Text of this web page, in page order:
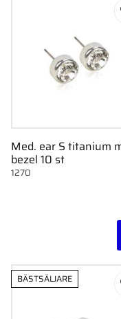
Med. ear S titanium
bezel 10 st
1270
BÄSTSÄLJARE